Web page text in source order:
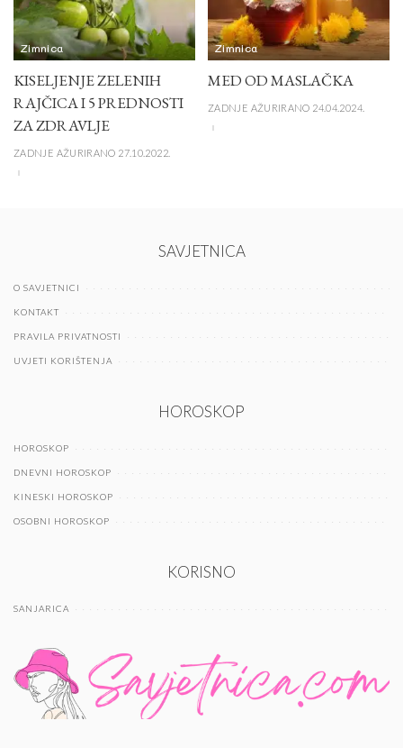
Zimnica
KISELJENJE ZELENIH
RAJČICA I 5 PREDNOSTI
ZA ZDRAVLJE
ZADNJE AŽURIRANO 27.10.2022.
Zimnica
MED OD MASLAČKA
ZADNJE AŽURIRANO 24.04.2024.
SAVJETNICA
O SAVJETNICI
KONTAKT
PRAVILA PRIVATNOSTI
UVJETI KORIŠTENJA
HOROSKOP
HOROSKOP
DNEVNI HOROSKOP
KINESKI HOROSKOP
OSOBNI HOROSKOP
KORISNO
SANJARICA